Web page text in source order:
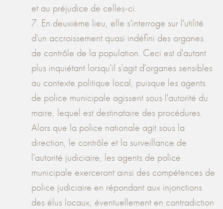
et au préjudice de celles-ci.
7. En deuxième lieu, elle s'interroge sur l'utilité
d'un accroissement quasi indéfini des organes
de contrôle de la population. Ceci est d'autant
plus inquiétant lorsqu'il s'agit d'organes sensibles
au contexte politique local, puisque les agents
de police municipale agissent sous l'autorité du
maire, lequel est destinataire des procédures.
Alors que la police nationale agit sous la
direction, le contrôle et la surveillance de
l'autorité judiciaire, les agents de police
municipale exerceront ainsi des compétences de
police judiciaire en répondant aux injonctions
des élus locaux, éventuellement en contradiction